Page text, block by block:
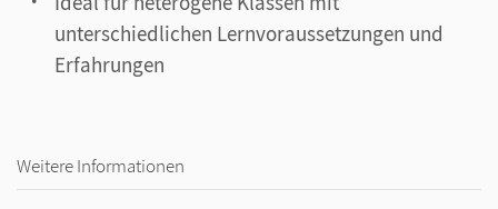
unterschiedlichen Lernvoraussetzungen und
Erfahrungen
Weitere Informationen